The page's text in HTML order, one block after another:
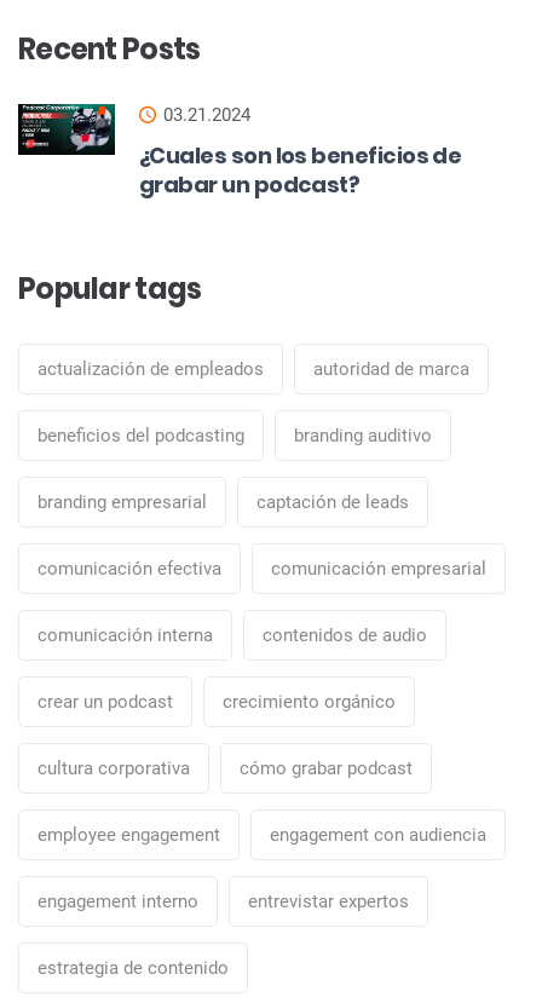
Recent Posts
03.21.2024
¿Cuales son los beneficios de
grabar un podcast?
Popular tags
actualización de empleados autoridad de marca
beneficios del podcasting branding auditivo
branding empresarial captación de leads
comunicación efectiva comunicación empresarial
comunicación interna contenidos de audio
crear un podcast crecimiento orgánico
cultura corporativa cómo grabar podcast
employee engagement engagement con audiencia
engagement interno entrevistar expertos
estrategia de contenido